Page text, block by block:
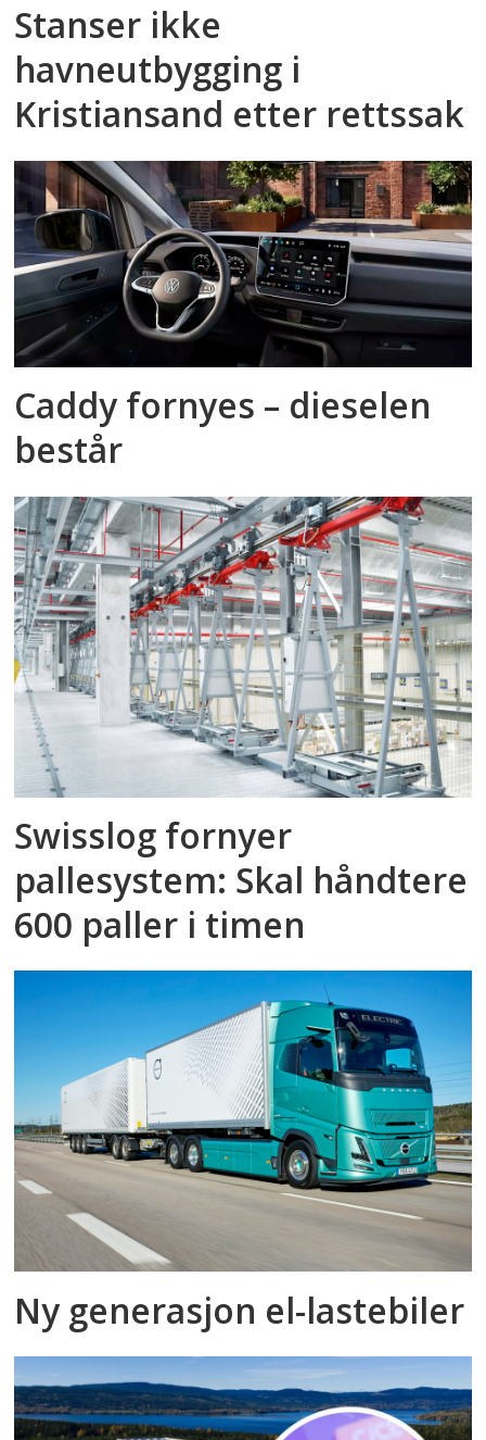
Stanser ikke
havneutbygging i
Kristiansand etter rettssak
Caddy fornyes – dieselen
består
Swisslog fornyer
pallesystem: Skal håndtere
600 paller i timen
Ny generasjon el-lastebiler